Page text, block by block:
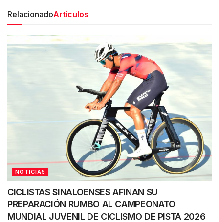
RelacionadoArtículos
NOTICIAS
CICLISTAS SINALOENSES AFINAN SU
PREPARACIÓN RUMBO AL CAMPEONATO
MUNDIAL JUVENIL DE CICLISMO DE PISTA 2026